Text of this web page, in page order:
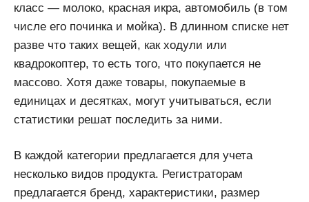
класс — молоко, красная икра, автомобиль (в том
числе его починка и мойка). В длинном списке нет
разве что таких вещей, как ходули или
квадрокоптер, то есть того, что покупается не
массово. Хотя даже товары, покупаемые в
единицах и десятках, могут учитываться, если
статистики решат последить за ними.
В каждой категории предлагается для учета
несколько видов продукта. Регистраторам
предлагается бренд, характеристики, размер